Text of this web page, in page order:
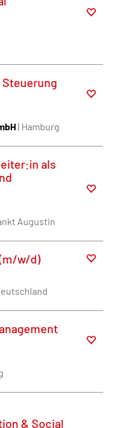
| Hamburg
als
Augustin
w/d)
& Social